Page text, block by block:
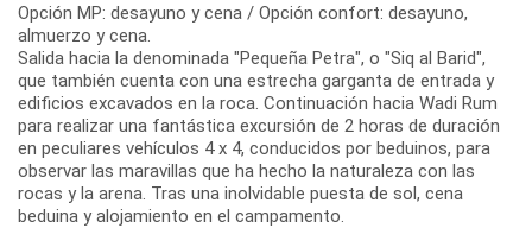
Opción MP: desayuno y cena / Opción confort: desayuno,
almuerzo y cena.
Salida hacia la denominada "Pequeña Petra", o "Siq al Barid",
que también cuenta con una estrecha garganta de entrada y
edificios excavados en la roca. Continuación hacia Wadi Rum
para realizar una fantástica excursión de 2 horas de duración
en peculiares vehículos 4 x 4, conducidos por beduinos, para
observar las maravillas que ha hecho la naturaleza con las
rocas y la arena. Tras una inolvidable puesta de sol, cena
beduina y alojamiento en el campamento.